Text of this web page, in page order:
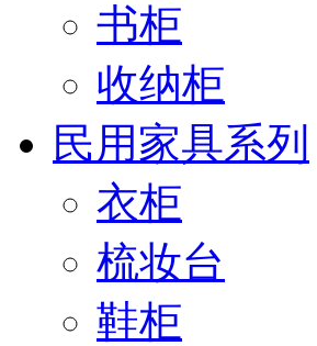
书柜
收纳柜
民用家具系列
衣柜
梳妆台
鞋柜